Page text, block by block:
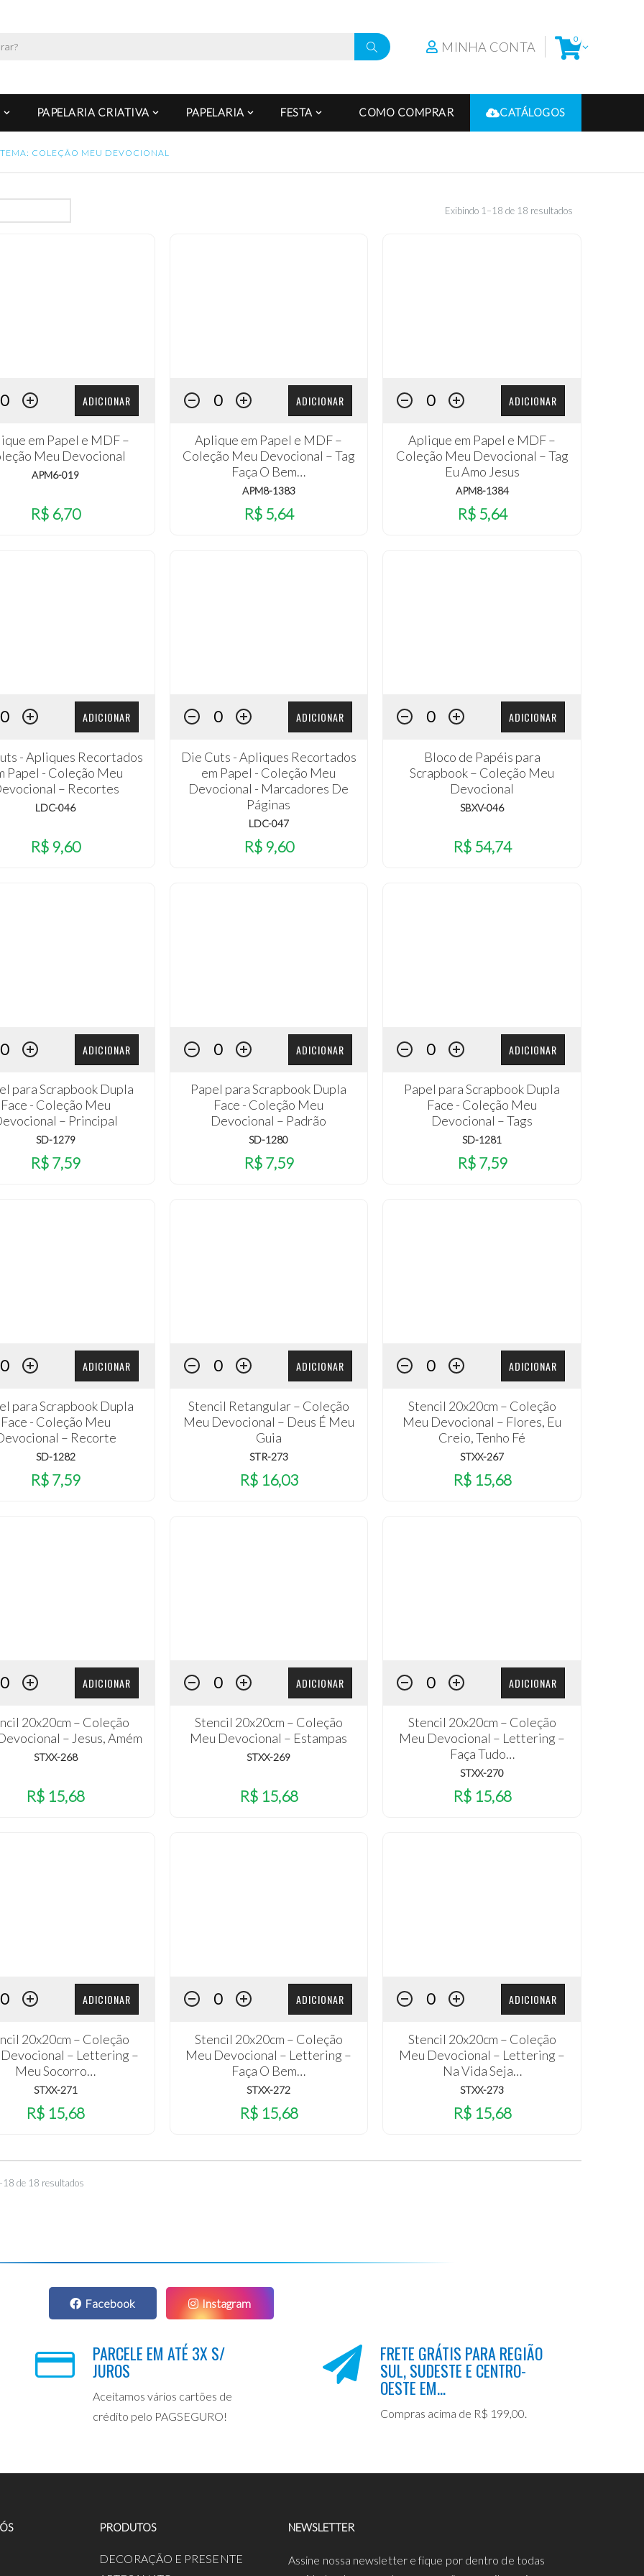
MINHA CONTA 0
PAPELARIA CRIATIVA PAPELARIA FESTA COMO COMPRAR CATÁLOGOS
TEMA: COLEÇÃO MEU DEVOCIONAL
Exibindo 1–18 de 18 resultados
ADICIONAR
em Papel e MDF –
Meu Devocional
APM6-019
R$ 6,70
ADICIONAR
Aplique em Papel e MDF –
Coleção Meu Devocional – Tag
Faça O Bem…
APM8-1383
R$ 5,64
ADICIONAR
Aplique em Papel e MDF –
Coleção Meu Devocional – Tag
Eu Amo Jesus
APM8-1384
R$ 5,64
ADICIONAR
- Apliques Recortados
Papel - Coleção Meu
– Recortes
LDC-046
R$ 9,60
ADICIONAR
Die Cuts - Apliques Recortados
em Papel - Coleção Meu
Devocional - Marcadores De
Páginas
LDC-047
R$ 9,60
ADICIONAR
Bloco de Papéis para
Scrapbook – Coleção Meu
Devocional
SBXV-046
R$ 54,74
ADICIONAR
para Scrapbook Dupla
Face - Coleção Meu
– Principal
SD-1279
R$ 7,59
ADICIONAR
Papel para Scrapbook Dupla
Face - Coleção Meu
Devocional – Padrão
SD-1280
R$ 7,59
ADICIONAR
Papel para Scrapbook Dupla
Face - Coleção Meu
Devocional – Tags
SD-1281
R$ 7,59
ADICIONAR
para Scrapbook Dupla
Face - Coleção Meu
– Recorte
SD-1282
R$ 7,59
ADICIONAR
Stencil Retangular – Coleção
Meu Devocional – Deus É Meu
Guia
STR-273
R$ 16,03
ADICIONAR
Stencil 20x20cm – Coleção
Meu Devocional – Flores, Eu
Creio, Tenho Fé
STXX-267
R$ 15,68
ADICIONAR
20x20cm – Coleção
– Jesus, Amém
STXX-268
R$ 15,68
ADICIONAR
Stencil 20x20cm – Coleção
Meu Devocional – Estampas
STXX-269
R$ 15,68
ADICIONAR
Stencil 20x20cm – Coleção
Meu Devocional – Lettering –
Faça Tudo…
STXX-270
R$ 15,68
ADICIONAR
20x20cm – Coleção
– Lettering –
Meu Socorro…
STXX-271
R$ 15,68
ADICIONAR
Stencil 20x20cm – Coleção
Meu Devocional – Lettering –
Faça O Bem…
STXX-272
R$ 15,68
ADICIONAR
Stencil 20x20cm – Coleção
Meu Devocional – Lettering –
Na Vida Seja…
STXX-273
R$ 15,68
de 18 resultados
Facebook Instagram
PARCELE EM ATÉ 3X S/
JUROS
Aceitamos vários cartões de
crédito pelo PAGSEGURO!
FRETE GRÁTIS PARA REGIÃO
SUL, SUDESTE E CENTRO-
OESTE EM...
Compras acima de R$ 199,00.
PRODUTOS
DECORAÇÃO E PRESENTE
NEWSLETTER
Assine nossa newsletter e fique por dentro de todas